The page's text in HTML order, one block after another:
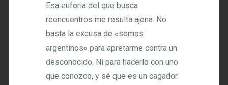
Esa euforia del que busca
reencuentros me resulta ajena. No
basta la excusa de «somos
argentinos» para apretarme contra un
desconocido. Ni para hacerlo con uno
que conozco, y sé que es un cagador.